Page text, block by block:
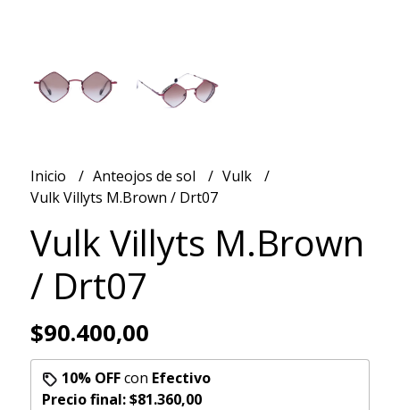
Inicio Anteojos de sol
Vulk
Vulk Villyts M.Brown / Drt07
Vulk Villyts M.Brown
/ Drt07
$90.400,00
10% OFFcon Efectivo
Precio final:$81.360,00